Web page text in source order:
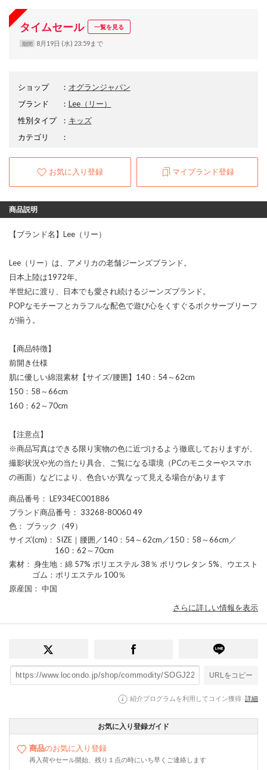
タイムセール 一覧を見る
期間 8月19日 (水) 23:59まで
ショップ ： オグランジャパン
ブランド
： Lee（リー）
性別タイプ
： キッズ
カテゴリ
：
お気に入り登録 マイブランド登録
商品説明
【ブランド名】Lee（リー）
Lee（リー）は、アメリカの老舗ジーンズブランド。
日本上陸は1972年。
半世紀に渡り、日本でも愛され続けるジーンズブランド。
POPなモチーフとカラフルな配色で遊び心をくすぐるボクサーブリーフ
が揃う。
【商品特徴】
前開き仕様
肌に優しい綿混素材【サイズ/腰囲】140：54～62cm
150：58～66cm
160：62～70cm
【注意点】
※商品写真はできる限り実物の色に近づけるよう徹底しておりますが、
撮影状況や光の当たり具合、ご覧になる環境（PCのモニターやスマホ
の画面）などにより、色合いが異なって見える場合があります
商品番号 ： LE934EC001886
ブランド商品番号 ： 33268-80060 49
色 ： ブラック（49）
サイズ(cm) ： SIZE｜腰囲／140：54～62cm／150：58～66cm／
160：62～70cm
素材 ： 身生地：綿 57% ポリエステル 38％ ポリウレタン 5%、ウエスト
ゴム：ポリエステル 100％
原産国 ： 中国
さらに詳しい情報を表示
URLをコピー
紹介プログラムを利用してコイン獲得 詳細
お気に入り登録ガイド
商品のお気に入り登録
再入荷やセール開始、残り１点の時にいち早くご連絡します